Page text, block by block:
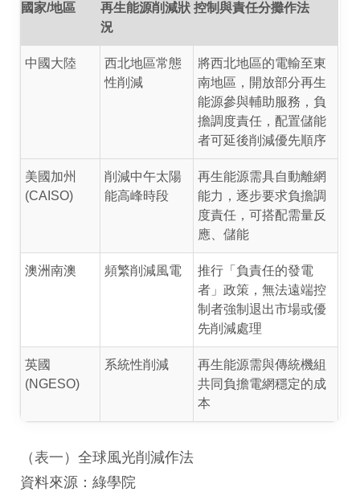
國家/地區
再生能源削減狀
況
控制與責任分攤作法
中國大陸
西北地區常態
性削減
將西北地區的電輸至東
南地區，開放部分再生
能源參與輔助服務，負
擔調度責任，配置儲能
者可延後削減優先順序
美國加州
(CAISO)
削減中午太陽
能高峰時段
再生能源需具自動離網
能力，逐步要求負擔調
度責任，可搭配需量反
應、儲能
澳洲南澳 頻繁削減風電
推行「負責任的發電
者」政策，無法遠端控
制者強制退出市場或優
先削減處理
英國
(NGESO)
系統性削減
再生能源需與傳統機組
共同負擔電網穩定的成
本
（表一）全球風光削減作法
資料來源：綠學院